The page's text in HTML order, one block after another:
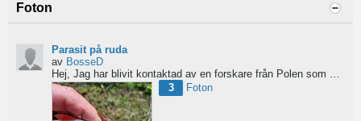
Foton
Parasit på ruda
av BosseD
Hej, Jag har blivit kontaktad av en forskare från Polen som är på jakt efter material av...
3
Foton